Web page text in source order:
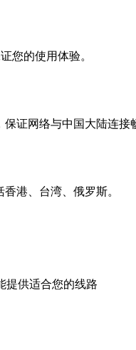
您的使用体验。
证网络与中国大陆连接
港、台湾、俄罗斯。
提供适合您的线路